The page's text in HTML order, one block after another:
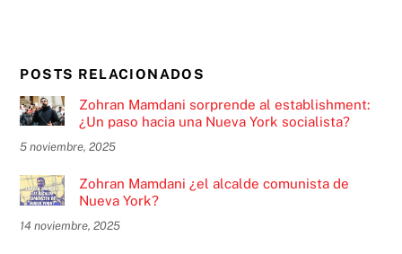
POSTS RELACIONADOS
Zohran Mamdani sorprende al establishment:
¿Un paso hacia una Nueva York socialista?
5 noviembre, 2025
Zohran Mamdani ¿el alcalde comunista de
Nueva York?
14 noviembre, 2025